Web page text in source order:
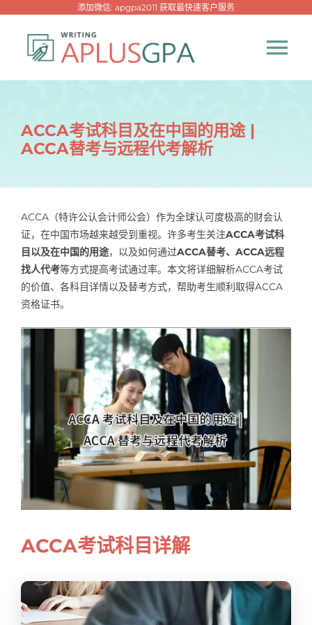
添加微信: apgpa2011 获取最快速客户服务
热门代写
网课专家
代写资讯 New！
Samples Hot!
ACCA考试科目及在中国的用途 |
ACCA替考与远程代考解析
ACCA（特许公认会计师公会）作为全球认可度极高的财会认
证，在中国市场越来越受到重视。许多考生关注ACCA考试科
目以及在中国的用途，以及如何通过ACCA替考、ACCA远程
找人代考等方式提高考试通过率。本文将详细解析ACCA考试
的价值、各科目详情以及替考方式，帮助考生顺利取得ACCA
资格证书。
ACCA考试科目详解